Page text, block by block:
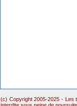
(c) Copyright 2005-2025 - Les